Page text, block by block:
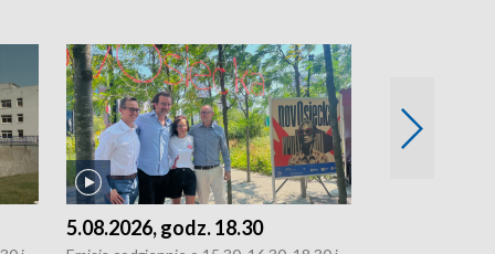
5.08.2026, godz. 18.30